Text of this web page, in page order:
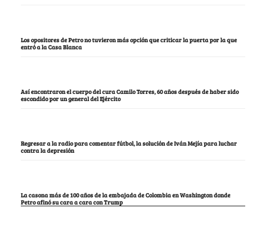
Los opositores de Petro no tuvieron más opción que criticar la puerta por la que
entró a la Casa Blanca
Así encontraron el cuerpo del cura Camilo Torres, 60 años después de haber sido
escondido por un general del Ejército
Regresar a la radio para comentar fútbol, la solución de Iván Mejía para luchar
contra la depresión
La casona más de 100 años de la embajada de Colombia en Washington donde
Petro afinó su cara a cara con Trump